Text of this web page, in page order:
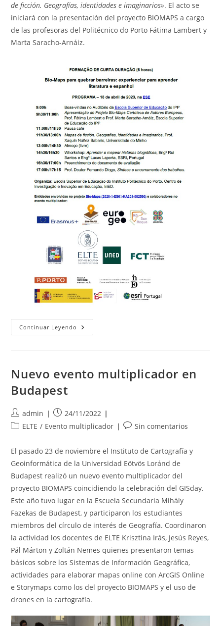
de ficción. Geografías, identidades e imaginarios». El acto se
iniciará con la presentación del proyecto BIOMAPS a cargo
de las profesoras del Politécnico do Porto Fátima Lambert y
Marta Saracho-Arnáiz.
Continuar Leyendo Evento
Multiplicador
Do
Porto
Nuevo evento multiplicador en
Budapest
Autor
de
admin
Publicación
de
24/11/2022
Categoría
la
entrada:
ELTE / Evento multiplicador
Comentarios
la
entrada:
Sin comentarios
El pasado 23 de noviembre el Instituto de Cartografía y
Geoinformática de la Universidad Eötvös Loránd de
Budapest realizó un nuevo evento multiplicador del
proyecto BIOMAPS coincidiendo la celebración del GISday.
Este año tuvo lugar en la Escuela Secundaria Mihály
Fazekas de Budapest, y participaron los estudiantes
miembros del círculo de interés de Geografía. Coordinaron
la actividad los docentes de ELTE Krisztina Irás, Jesús Reyes,
Pál Márton y Zoltán Nemes quienes presentaron temas
básicos sobre los Sistemas de Información Geográfica,
actividades para elaborar mapas online con ArcGIS Online
e Storymaps como los del proyecto BIOMAPS y el uso de
drones en la cartografía.